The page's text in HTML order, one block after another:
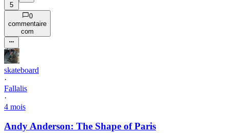
5
0
commentaire
com
skateboard
·
Fallalis
·
4 mois
Andy Anderson: The Shape of Paris